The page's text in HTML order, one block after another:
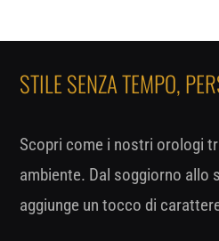
STILE SENZA TEMPO,
Scopri come i nostri orologi
ambiente. Dal soggiorno allo
aggiunge un tocco di